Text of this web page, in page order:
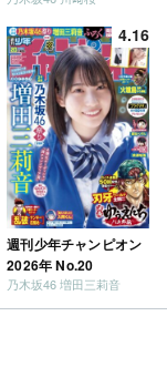
4.16
週刊少年チャンピオン
2026年 No.20
乃木坂46 増田三莉音